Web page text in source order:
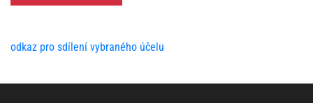
odkaz pro sdílení vybraného účelu